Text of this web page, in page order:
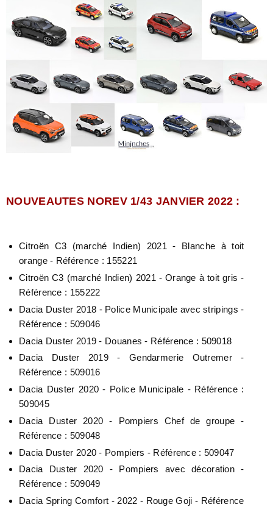
NOUVEAUTES NOREV 1/43 JANVIER 2022 :
Citroën C3 (marché Indien) 2021 - Blanche à toit
orange - Référence : 155221
Citroën C3 (marché Indien) 2021 - Orange à toit gris -
Référence : 155222
Dacia Duster 2018 - Police Municipale avec stripings -
Référence : 509046
Dacia Duster 2019 - Douanes - Référence : 509018
Dacia Duster 2019 - Gendarmerie Outremer -
Référence : 509016
Dacia Duster 2020 - Police Municipale - Référence :
509045
Dacia Duster 2020 - Pompiers Chef de groupe -
Référence : 509048
Dacia Duster 2020 - Pompiers - Référence : 509047
Dacia Duster 2020 - Pompiers avec décoration -
Référence : 509049
Dacia Spring Comfort - 2022 - Rouge Goji - Référence